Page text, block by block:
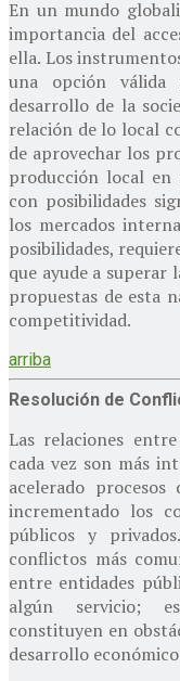
En un mundo
importancia del
ella. Los
una opción
desarrollo de la
relación de lo local
de aprovechar los
producción local en
con posibilidades
los mercados
posibilidades,
que ayude a superar
propuestas de esta
competitividad.
arriba
Resolución de
Las relaciones
cada vez son más
acelerado
incrementado los
públicos y
conflictos más
entre entidades
algún servicio;
constituyen en
desarrollo